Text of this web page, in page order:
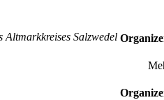
Altmarkkreises Salzwedel